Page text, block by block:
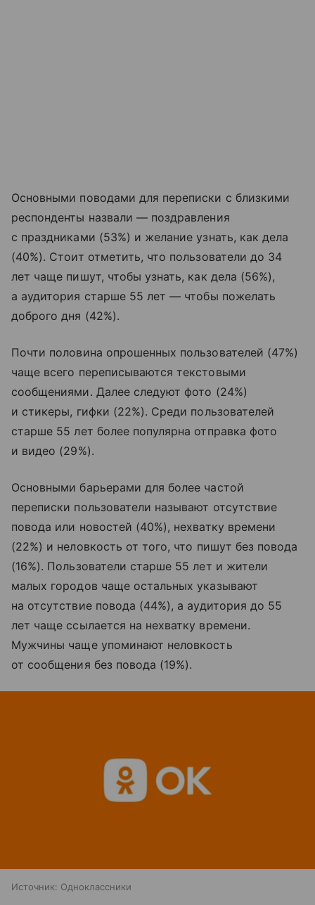
Основными поводами для переписки с близкими
респонденты назвали — поздравления
с праздниками (53%) и желание узнать, как дела
(40%). Стоит отметить, что пользователи до 34
лет чаще пишут, чтобы узнать, как дела (56%),
а аудитория старше 55 лет — чтобы пожелать
доброго дня (42%).
Почти половина опрошенных пользователей (47%)
чаще всего переписываются текстовыми
сообщениями. Далее следуют фото (24%)
и стикеры, гифки (22%). Среди пользователей
старше 55 лет более популярна отправка фото
и видео (29%).
Основными барьерами для более частой
переписки пользователи называют отсутствие
повода или новостей (40%), нехватку времени
(22%) и неловкость от того, что пишут без повода
(16%). Пользователи старше 55 лет и жители
малых городов чаще остальных указывают
на отсутствие повода (44%), а аудитория до 55
лет чаще ссылается на нехватку времени.
Мужчины чаще упоминают неловкость
от сообщения без повода (19%).
Источник: Одноклассники